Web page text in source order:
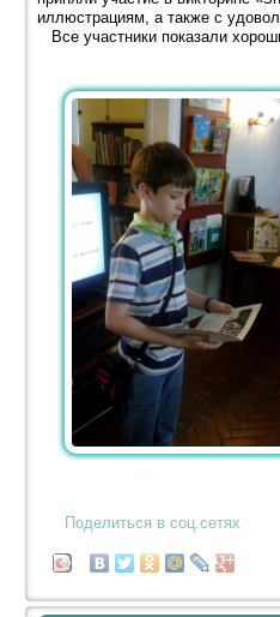
иллюстрациям, а также с
Все участники показали
Поделиться в соц.сетях